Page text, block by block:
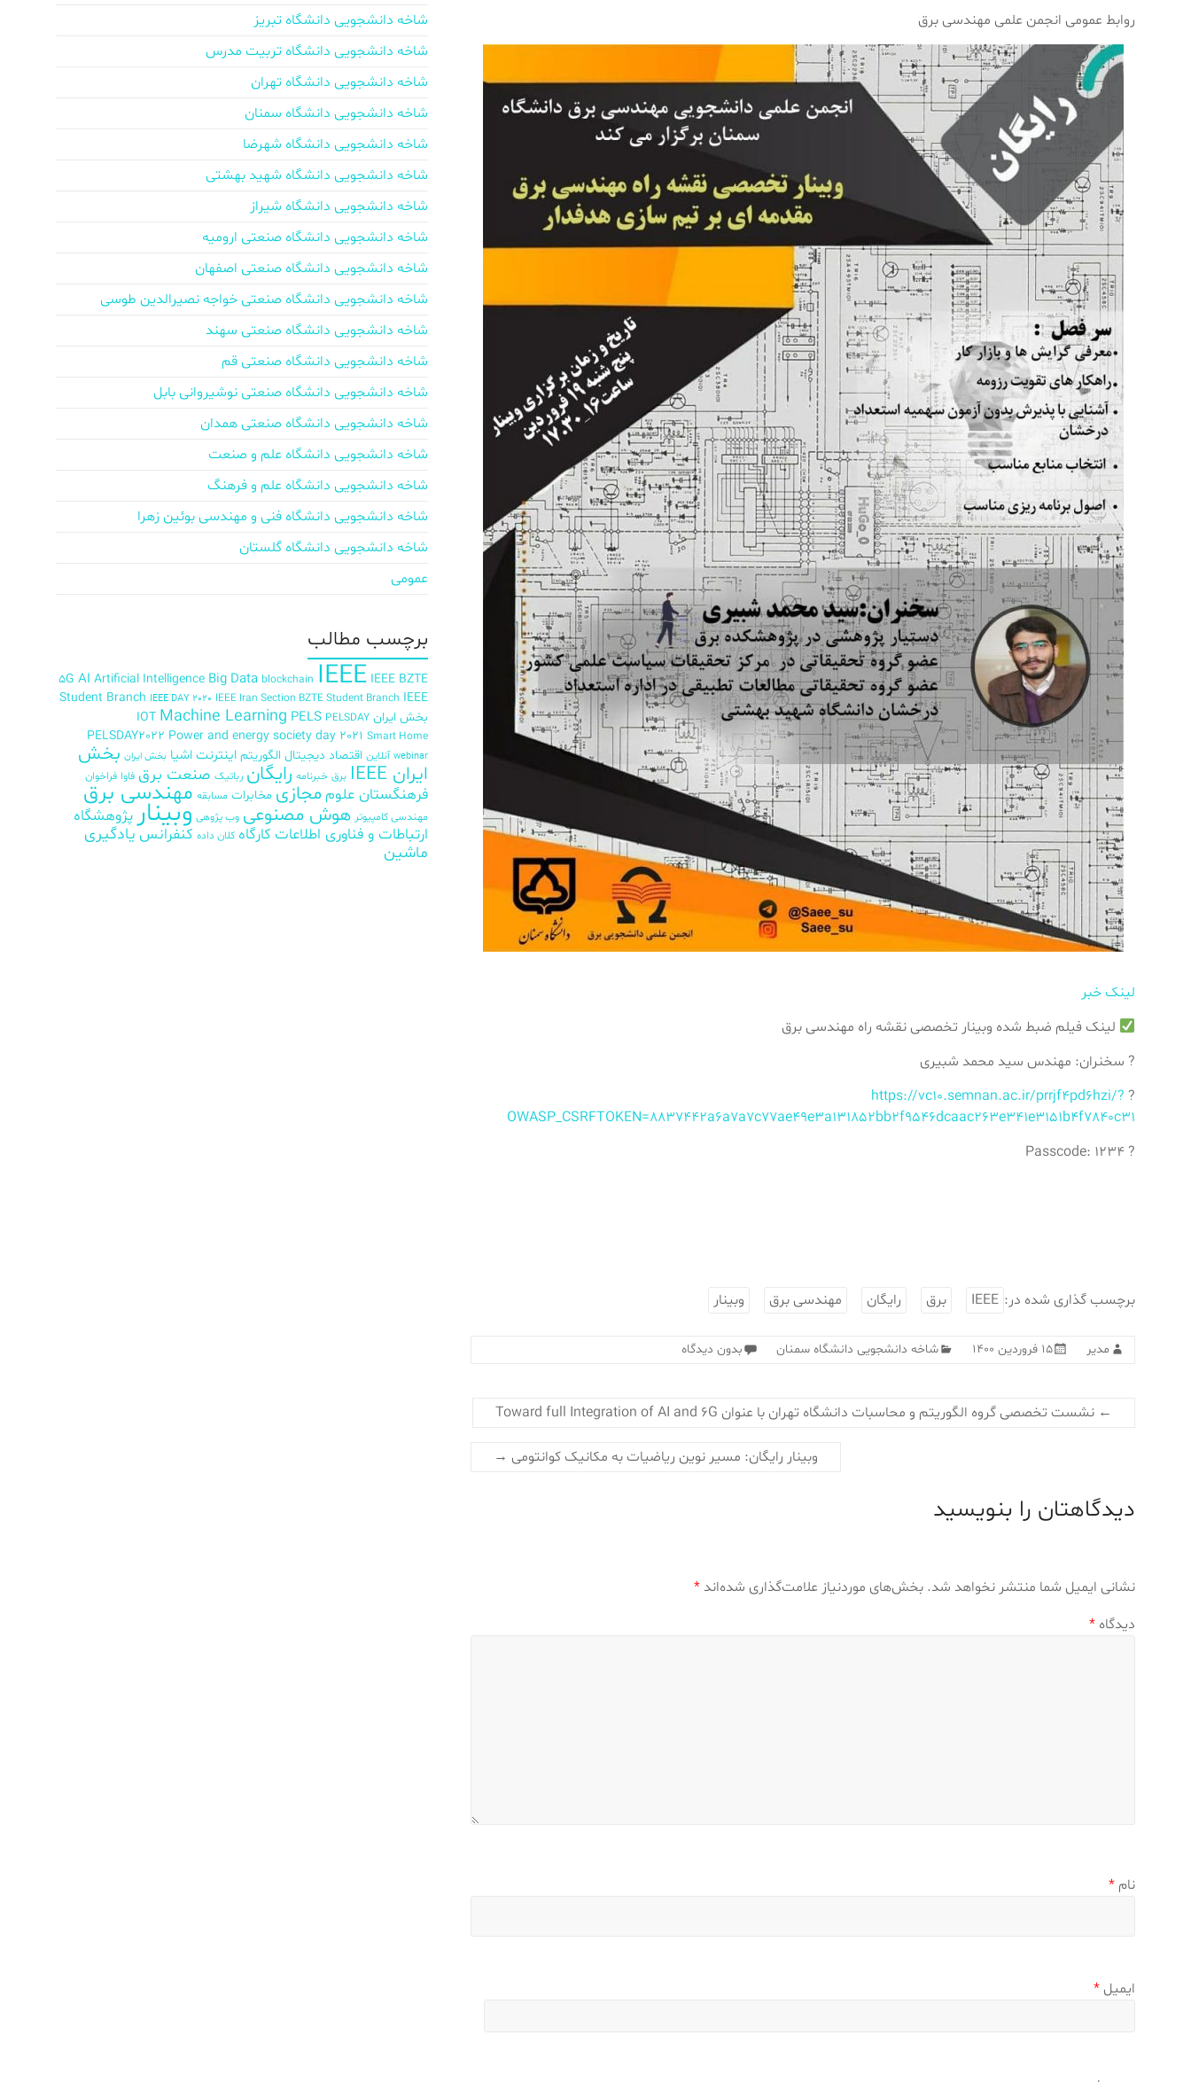
روابط عمومی انجمن علمی مهندسی برق
لینک خبر
لینک فیلم ضبط شده وبینار تخصصی نقشه راه مهندسی برق
? سخنران: مهندس سید محمد شبیری
?
https://vc10.semnan.ac.ir/prrjf4pd6hzi/?
OWASP_CSRFTOKEN=8837442a6a7a7c77ae49e3a131852bb2f9546dcaac263e341e3151b4f7840c31
? Passcode: 1234
برچسب گذاری شده در: IEEE برق رایگان مهندسی برق وبینار
مدیر ۱۵ فروردین ۱۴۰۰ شاخه دانشجویی دانشگاه سمنان بدون دیدگاه
← نشست تخصصی گروه الگوریتم و محاسبات دانشگاه تهران با عنوان Toward full Integration of AI and 6G
وبینار رایگان: مسیر نوین ریاضیات به مکانیک کوانتومی →
دیدگاهتان را بنویسید
نشانی ایمیل شما منتشر نخواهد شد. بخش‌های موردنیاز علامت‌گذاری شده‌اند *
دیدگاه *
نام *
ایمیل *
شاخه دانشجویی دانشگاه تبریز
شاخه دانشجویی دانشگاه تربیت مدرس
شاخه دانشجویی دانشگاه تهران
شاخه دانشجویی دانشگاه سمنان
شاخه دانشجویی دانشگاه شهرضا
شاخه دانشجویی دانشگاه شهید بهشتی
شاخه دانشجویی دانشگاه شیراز
شاخه دانشجویی دانشگاه صنعتی ارومیه
شاخه دانشجویی دانشگاه صنعتی اصفهان
شاخه دانشجویی دانشگاه صنعتی خواجه نصیرالدین طوسی
شاخه دانشجویی دانشگاه صنعتی سهند
شاخه دانشجویی دانشگاه صنعتی قم
شاخه دانشجویی دانشگاه صنعتی نوشیروانی بابل
شاخه دانشجویی دانشگاه صنعتی همدان
شاخه دانشجویی دانشگاه علم و صنعت
شاخه دانشجویی دانشگاه علم و فرهنگ
شاخه دانشجویی دانشگاه فنی و مهندسی بوئین زهرا
شاخه دانشجویی دانشگاه گلستان
عمومی
برچسب‌ مطالب
5G AI Artificial Intelligence Big Data blockchain IEEE IEEE BZTE
Student Branch IEEE DAY 2020 IEEE Iran Section BZTE Student Branch IEEE
بخش ایران
IOT Machine Learning PELS PELSDAY
PELSDAY2022 Power and energy society day 2021 Smart Home
webinar آنلاین اقتصاد دیجیتال الگوریتم اینترنت اشیا بخش ایران بخش
ایران IEEE
برق خبرنامه رایگان رباتیک صنعت برق فاوا فراخوان
فرهنگستان علوم مجازی مخابرات مسابقه مهندسی برق
مهندسی کامپیوتر هوش مصنوعی وب پژوهی وبینارپژوهشگاه
ارتباطات و فناوری اطلاعات کارگاه کلان داده کنفرانس یادگیری
ماشین